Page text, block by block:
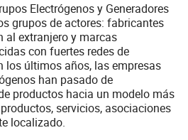
Electrógenos y Generadores
grupos de actores: fabricantes
al extranjero y marcas
con fuertes redes de
los últimos años, las empresas
han pasado de
productos hacia un modelo más
servicios, asociaciones
localizado.